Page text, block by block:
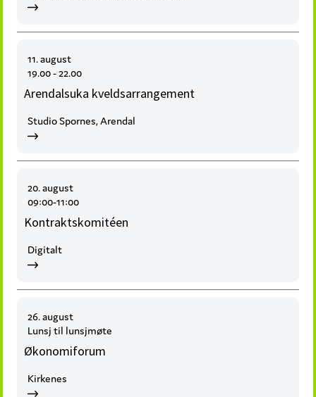
11. august
19.00 - 22.00
Arendalsuka kveldsarrangement
Studio Spornes, Arendal
20. august
09:00-11:00
Kontraktskomitéen
Digitalt
26. august
Lunsj til lunsjmøte
Økonomiforum
Kirkenes